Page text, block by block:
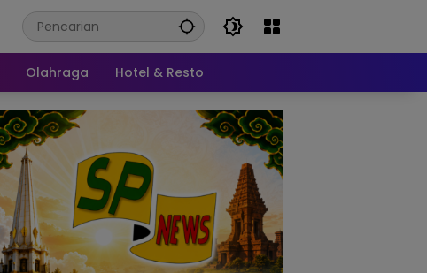
Olahraga Hotel & Resto